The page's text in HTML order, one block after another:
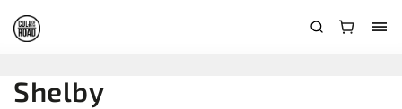
Shelby